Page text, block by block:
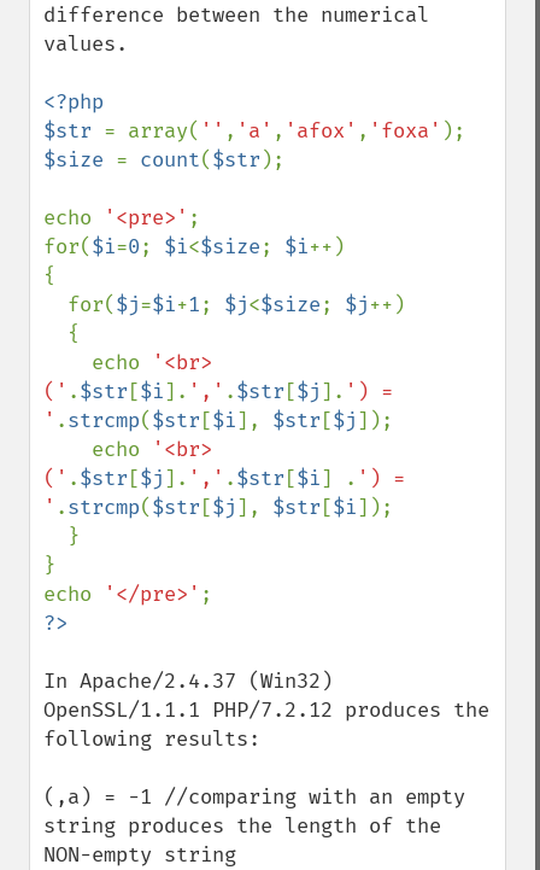
difference between the numerical
values.
<?php
$str = array( '' , 'a' , 'afox' , 'foxa'
$size = count($str );
echo '<pre>' ;
for($i=0; $i<$size; $i++)
{
  for(
$j=$i+1; $j<$size; $j++)
    echo
'<br>
(' .$str [$i]. ',' .$str [$j]. ') =
' .strcmp($str [$i], $str [$j]);
    echo
'<br>
(' .$str [$j]. ',' .$str [$i] . ') =
' .strcmp($str [$j], $str [$i]);
}
echo
'</pre>'
In Apache/2.4.37 (Win32)
OpenSSL/1.1.1 PHP/7.2.12 produces the
following results:
(,a) = -1 //comparing with an empty
string produces the length of the
NON-empty string